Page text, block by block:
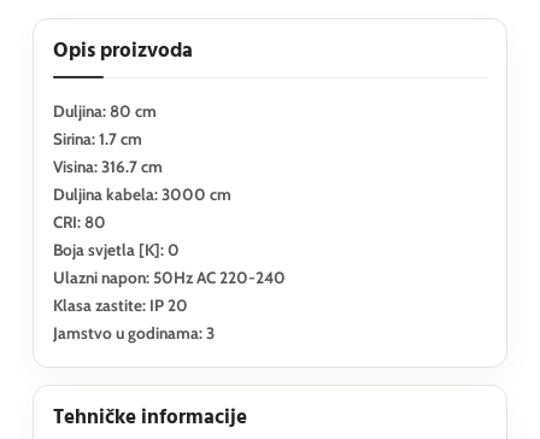
Opis proizvoda
Duljina: 80 cm
Sirina: 1.7 cm
Visina: 316.7 cm
Duljina kabela: 3000 cm
CRI: 80
Boja svjetla [K]: 0
Ulazni napon: 50Hz AC 220-240
Klasa zastite: IP 20
Jamstvo u godinama: 3
Tehničke informacije